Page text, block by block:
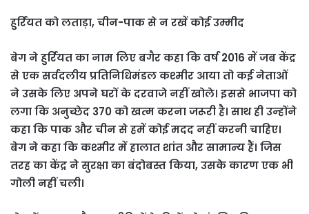
हुर्रियत को लताड़ा, चीन-पाक से न रखें कोई उम्मीद
बेग ने हुर्रियत का नाम लिए बगैर कहा कि वर्ष 2016 में जब केंद्र
से एक सर्वदलीय प्रतिनिधिमंडल कश्मीर आया तो कई नेताओं
ने उसके लिए अपने घरों के दरवाजे नहीं खोले। इससे भाजपा को
लगा कि अनुच्छेद 370 को खत्म करना जरूरी है। साथ ही उन्होंने
कहा कि पाक और चीन से हमें कोई मदद नहीं करनी चाहिए।
बेग ने कहा कि कश्मीर में हालात शांत और सामान्य हैं। जिस
तरह का केंद्र ने सुरक्षा का बंदोबस्त किया, उसके कारण एक भी
गोली नहीं चली।